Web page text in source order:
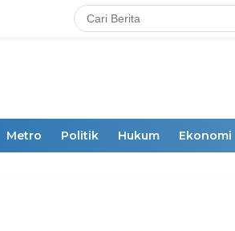
Metro Politik Hukum Ekonomi